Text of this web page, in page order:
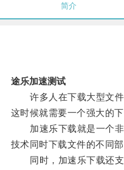
简介
途乐加速测试
许多人在下载大型文件
这时候就需要一个强大的
加速乐下载就是一个非
技术同时下载文件的不同
同时，加速乐下载还支